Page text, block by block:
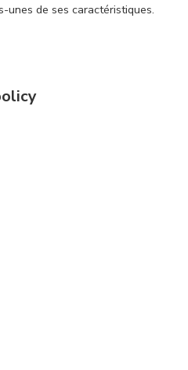
unes de ses caractéristiques.